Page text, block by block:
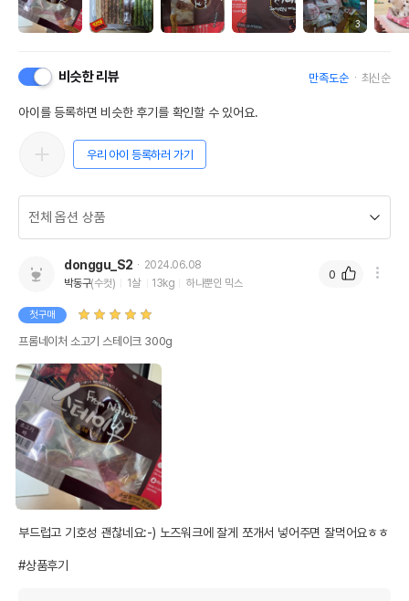
3
비슷한 리뷰 만족도순 최신순
아이를 등록하면 비슷한 후기를 확인할 수 있어요.
우리 아이 등록하러 가기
donggu_S2
2024.06.08
박동구(수컷) 1살 13kg 하나뿐인 믹스
첫구매
프롬네이처 소고기 스테이크 300g
부드럽고 기호성 괜찮네요:-) 노즈워크에 잘게 쪼개서 넣어주면 잘먹어요ㅎㅎ
#상품후기
0